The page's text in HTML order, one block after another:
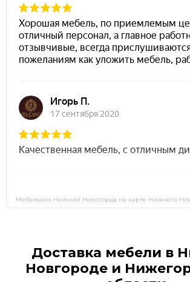
Доставка мебели в
Новгороде и